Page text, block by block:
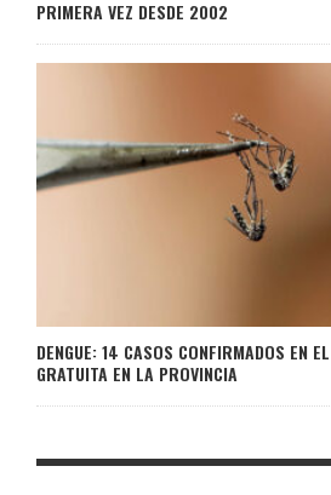
PRIMERA VEZ DESDE 2002
DENGUE: 14 CASOS CONFIRMADOS EN
GRATUITA EN LA PROVINCIA